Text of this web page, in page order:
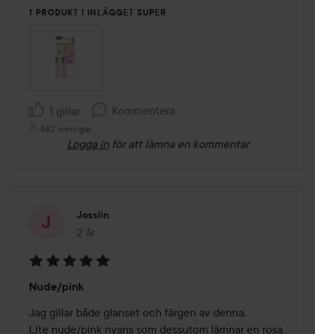
1 PRODUKT I INLÄGGET SUPER
1 gillar Kommentera
682 visningar
Logga in för att lämna en kommentar
Josslin
2 år
Inlägget skapades 2 år
5
av
5
Nude/pink
Jag gillar både glanset och färgen av denna.
Lite nude/pink nyans som dessutom lämnar en rosa